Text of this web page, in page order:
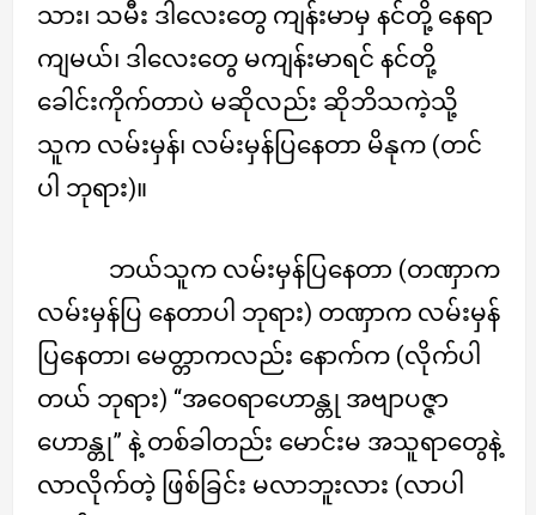
သား၊ သမီး ဒါလေးတွေ ကျန်းမာမှ နင်တို့ နေရာ
ကျမယ်၊ ဒါလေးတွေ မကျန်းမာရင် နင်တို့
ခေါင်းကိုက်တာပဲ မဆိုလည်း ဆိုဘိသကဲ့သို့
သူက လမ်းမှန်၊ လမ်းမှန်ပြနေတာ မိနုက (တင်
ပါ ဘုရား)။
ဘယ်သူက လမ်းမှန်ပြနေတာ (တဏှာက
လမ်းမှန်ပြ နေတာပါ ဘုရား) တဏှာက လမ်းမှန်
ပြနေတာ၊ မေတ္တာကလည်း နောက်က (လိုက်ပါ
တယ် ဘုရား) “အဝေရာဟောန္တု အဗျာပဇ္ဇာ
ဟောန္တု” နဲ့ တစ်ခါတည်း မောင်းမ အသူရာတွေနဲ့
လာလိုက်တဲ့ ဖြစ်ခြင်း မလာဘူးလား (လာပါ